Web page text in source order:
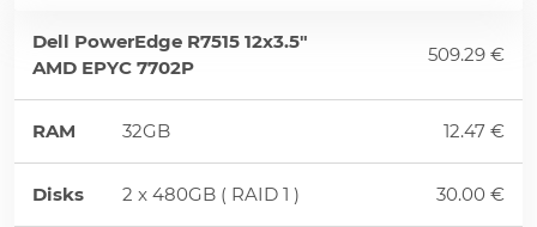
Dell PowerEdge R7515 12x3.5"
AMD EPYC 7702P
509.29 €
RAM 32GB 12.47 €
Disks 2 x 480GB ( RAID 1 ) 30.00 €